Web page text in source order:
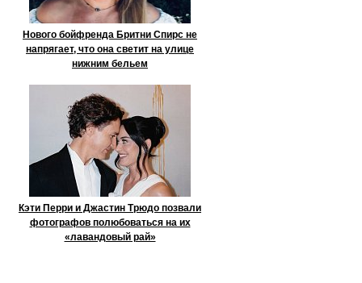
Нового бойфренда Бритни Спирс не
напрягает, что она светит на улице
нижним бельем
Кэти Перри и Джастин Трюдо позвали
фотографов полюбоваться на их
«лавандовый рай»